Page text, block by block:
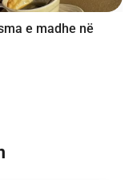
e madhe në